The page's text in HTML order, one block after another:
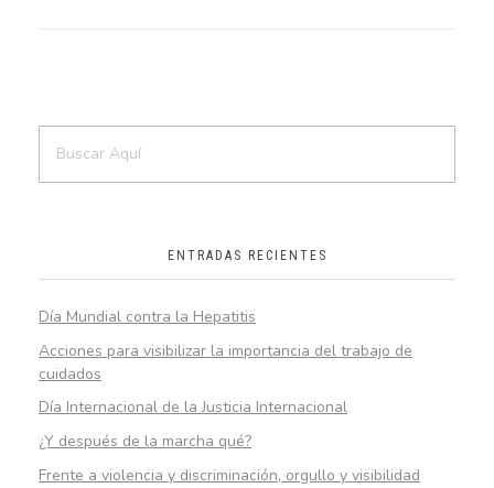
ENTRADAS RECIENTES
Día Mundial contra la Hepatitis
Acciones para visibilizar la importancia del trabajo de
cuidados
Día Internacional de la Justicia Internacional
¿Y después de la marcha qué?
Frente a violencia y discriminación, orgullo y visibilidad